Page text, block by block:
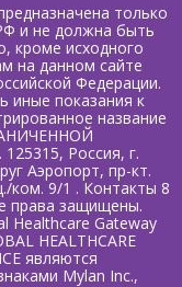
только
и не должна быть
кроме исходного
на данном сайте
Федерации.
иные показания к
название
Россия, г.
Аэропорт, пр-кт.
ком. 9/1 . Контакты 8
права защищены.
Healthcare Gateway
HEALTHCARE
являются
Mylan Inc.,